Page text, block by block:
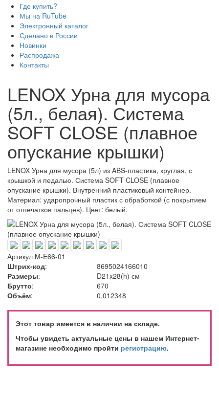
Где купить?
Мы на RuTube
Электронный каталог
Сделано в России
Новинки
Распродажа
Контакты
LENOX Урна для мусора
(5л., белая). Система
SOFT CLOSE (плавное
опускание крышки)
LENOX Урна для мусора (5л) из ABS-пластика, круглая, с
крышкой и педалью. Система SOFT CLOSE (плавное
опускание крышки). Внутренний пластиковый контейнер.
Материал: ударопрочный пластик с обработкой (с покрытием
от отпечатков пальцев). Цвет: белый.
Артикул M-E66-01
Штрих-код:
8695024166010
Размеры:
D21x28(h) см
Брутто:
670
Объём: 0,012348
Этот товар имеется в наличии на складе.
Чтобы увидеть актуальные цены в нашем Интернет-
магазине необходимо пройти регистрацию.